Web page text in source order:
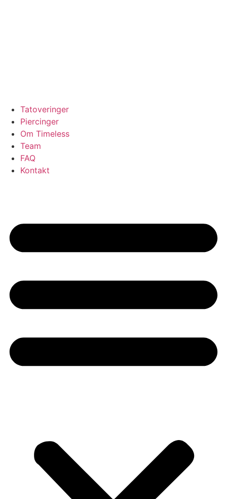
Tatoveringer
Piercinger
Om Timeless
Team
FAQ
Kontakt